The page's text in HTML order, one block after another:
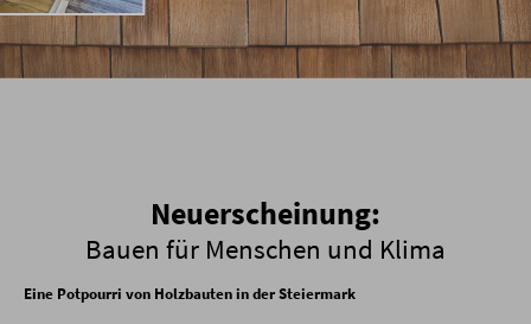
Neuerscheinung:
Bauen für Menschen und Klima
Eine Potpourri von Holzbauten in der Steiermark